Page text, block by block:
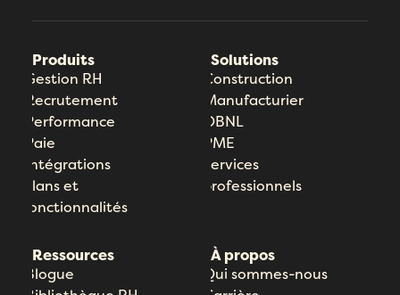
Produits
Gestion RH
Recrutement
Performance
Paie
Intégrations
Plans et
fonctionnalités
Solutions
Construction
Manufacturier
OBNL
PME
Services
professionnels
Ressources
Blogue
À propos
Qui sommes-nous